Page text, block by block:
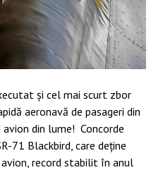
și cel mai scurt zbor
aeronavă de pasageri din
din lume! Concorde
71 Blackbird, care deține
record stabilit în anul